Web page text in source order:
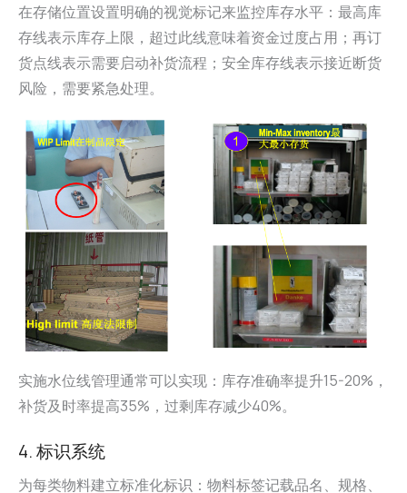
在存储位置设置明确的视觉标记来监控库存水平：最高库
存线表示库存上限，超过此线意味着资金过度占用；再订
货点线表示需要启动补货流程；安全库存线表示接近断货
风险，需要紧急处理。
实施水位线管理通常可以实现：库存准确率提升15-20%，
补货及时率提高35%，过剩库存减少40%。
4. 标识系统
为每类物料建立标准化标识：物料标签记载品名、规格、